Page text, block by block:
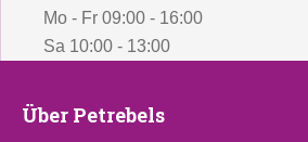
Mo - Fr 09:00 - 16:00
Sa 10:00 - 13:00
Über
Über Petrebels